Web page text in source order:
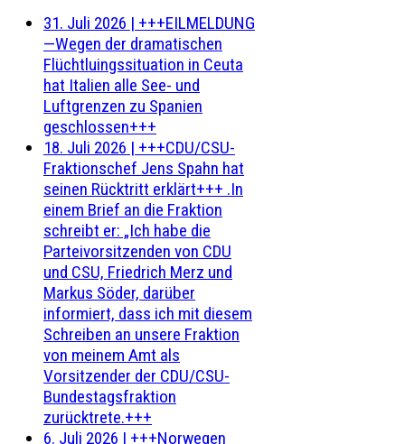
31. Juli 2026 | +++EILMELDUNG
—Wegen der dramatischen
Flüchtluingssituation in Ceuta
hat Italien alle See- und
Luftgrenzen zu Spanien
geschlossen+++
18. Juli 2026 | +++CDU/CSU-
Fraktionschef Jens Spahn hat
seinen Rücktritt erklärt+++ .In
einem Brief an die Fraktion
schreibt er: „Ich habe die
Parteivorsitzenden von CDU
und CSU, Friedrich Merz und
Markus Söder, darüber
informiert, dass ich mit diesem
Schreiben an unsere Fraktion
von meinem Amt als
Vorsitzender der CDU/CSU-
Bundestagsfraktion
zurücktrete.+++
6. Juli 2026 | +++Norwegen